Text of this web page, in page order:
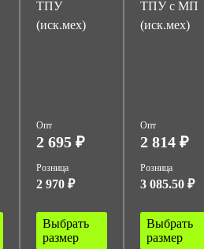
ТПУ
(иск.мех)
Опт
2 695 ₽
Розница
2 970 ₽
Выбрать
размер
ТПУ с МП
(иск.мех)
Опт
2 814 ₽
Розница
3 085.50 ₽
Выбрать
размер